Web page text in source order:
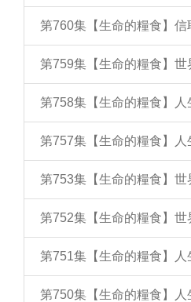
第760集【生命的糧食】信
第759集【生命的糧食】世
第758集【生命的糧食】人
第757集【生命的糧食】人
第753集【生命的糧食】世
第752集【生命的糧食】世
第751集【生命的糧食】人
第750集【生命的糧食】人